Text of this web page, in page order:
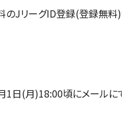
のJリーグID登録(登録無料)
1日(月)18:00頃にメールに